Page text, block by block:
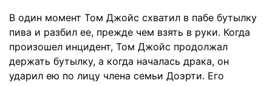
В один момент Том Джойс схватил в пабе бутылку
пива и разбил ее, прежде чем взять в руки. Когда
произошел инцидент, Том Джойс продолжал
держать бутылку, а когда началась драка, он
ударил ею по лицу члена семьи Доэрти. Его